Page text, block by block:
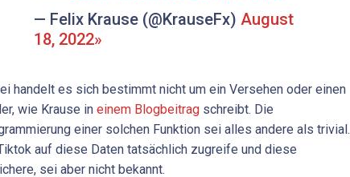
— Felix Krause (@KrauseFx) August
18, 2022
handelt es sich bestimmt nicht um ein Versehen oder einen
wie Krause in einem Blogbeitrag schreibt. Die
einer solchen Funktion sei alles andere als trivial.
auf diese Daten tatsächlich zugreife und diese
sei aber nicht bekannt.